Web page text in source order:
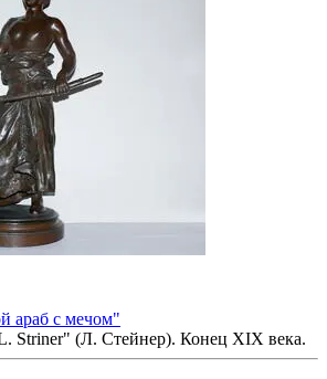
араб с мечом"
Striner" (Л. Стейнер). Конец XIX века.